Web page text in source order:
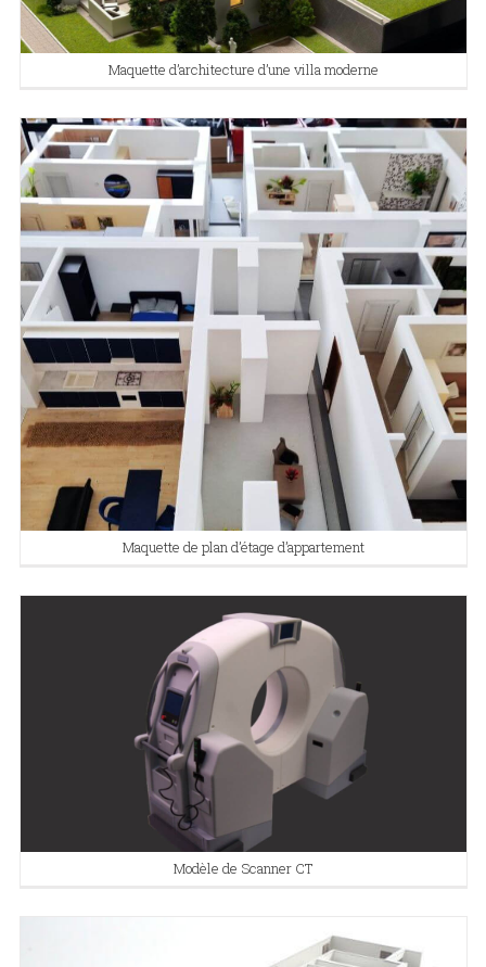
Maquette d’architecture d’une villa moderne
Maquette de plan d’étage d’appartement
Modèle de Scanner CT